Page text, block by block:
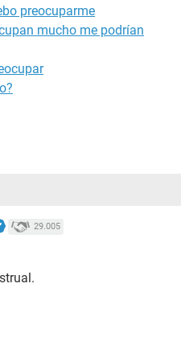
preocuparme
mucho me podrían
29.005